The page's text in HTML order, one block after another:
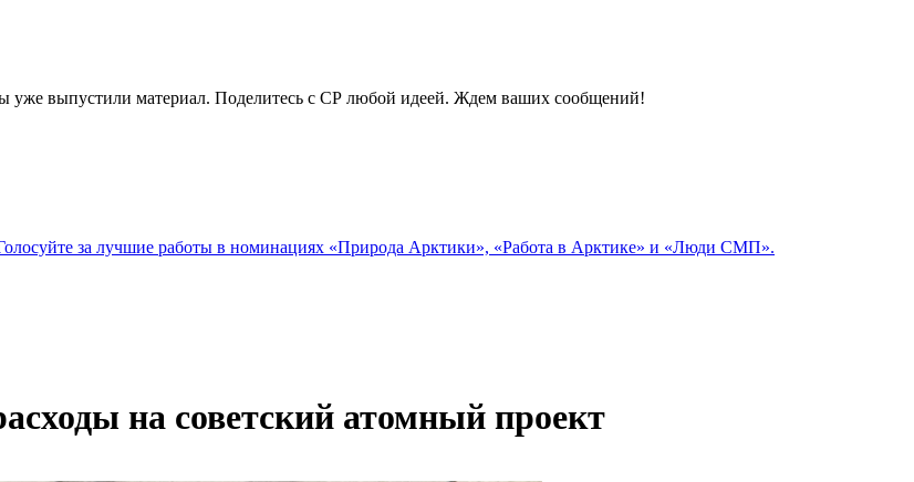
уже выпустили материал. Поделитесь с СР любой идеей. Ждем ваших сообщений!
за лучшие работы в номинациях «Природа Арктики», «Работа в Арктике» и «Люди СМП».
на советский атомный проект